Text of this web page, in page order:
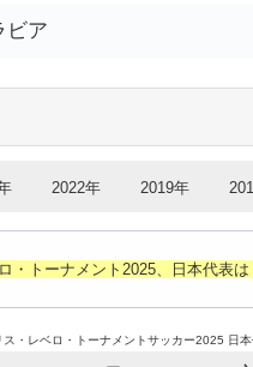
ビア
2022年 2019年
・トーナメント2025、日本代表は
ス・レベロ・トーナメントサッカー2025 日